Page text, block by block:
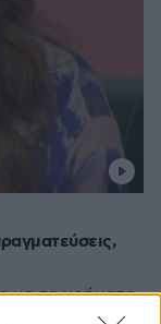
με τα χρήματα